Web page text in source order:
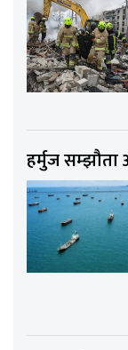
हर्मुज